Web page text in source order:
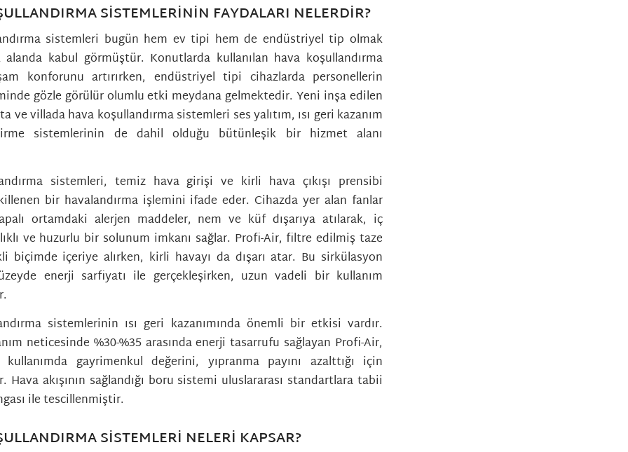
SISTEMLERININ FAYDALARI NELERDIR?
sistemleri bugün hem ev tipi hem de endüstriyel tip olmak
kabul görmüştür. Konutlarda kullanılan hava koşullandırma
konforunu artırırken, endüstriyel tipi cihazlarda personellerin
gözle görülür olumlu etki meydana gelmektedir. Yeni inşa edilen
ve villada hava koşullandırma sistemleri ses yalıtım, ısı geri kazanım
sistemlerinin de dahil olduğu bütünleşik bir hizmet alanı
sistemleri, temiz hava girişi ve kirli hava çıkışı prensibi
bir havalandırma işlemini ifade eder. Cihazda yer alan fanlar
ortamdaki alerjen maddeler, nem ve küf dışarıya atılarak, iç
ve huzurlu bir solunum imkanı sağlar. Profi-Air, filtre edilmiş taze
biçimde içeriye alırken, kirli havayı da dışarı atar. Bu sirkülasyon
enerji sarfiyatı ile gerçekleşirken, uzun vadeli bir kullanım
sistemlerinin ısı geri kazanımında önemli bir etkisi vardır.
neticesinde %30-%35 arasında enerji tasarrufu sağlayan Profi-Air,
gayrimenkul değerini, yıpranma payını azalttığı için
Hava akışının sağlandığı boru sistemi uluslararası standartlara tabii
ile tescillenmiştir.
SISTEMLERI NELERI KAPSAR?